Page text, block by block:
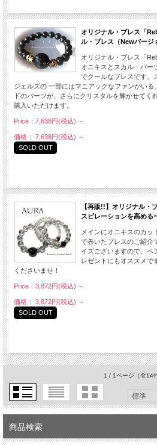
オリジナル・ブレス「
ル・ブレス（Newバージ
オリジナル・ブレス「
オニキスとスカル・パー
でクールなブレスです。
ジェルズの 一部にはマニアックなファンがい
ドのパーツが、さらにクリスタルを輝かせてく
購入いただけます。
Price：7,638円(税込) ～
価格： 7,638円(税込) ～
SOLD OUT
【再販!!】オリジナル・
スピレーションを高める
メインにオニキスのカッ
で巻いたブレスのご紹介
イズございますので、ペ
レゼントにもオススメで
くださいませ！
Price：3,872円(税込) ～
価格： 3,872円(税込) ～
SOLD OUT
1 / 1ページ （全14
商品検索